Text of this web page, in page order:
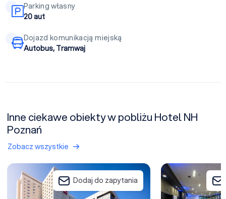
Parking własny
20 aut
Dojazd komunikacją miejską
Autobus, Tramwaj
Inne ciekawe obiekty w pobliżu Hotel NH
Poznań
Zobacz wszystkie
Novotel Poznań Centrum
Dodaj do zapytania
Maltańskie